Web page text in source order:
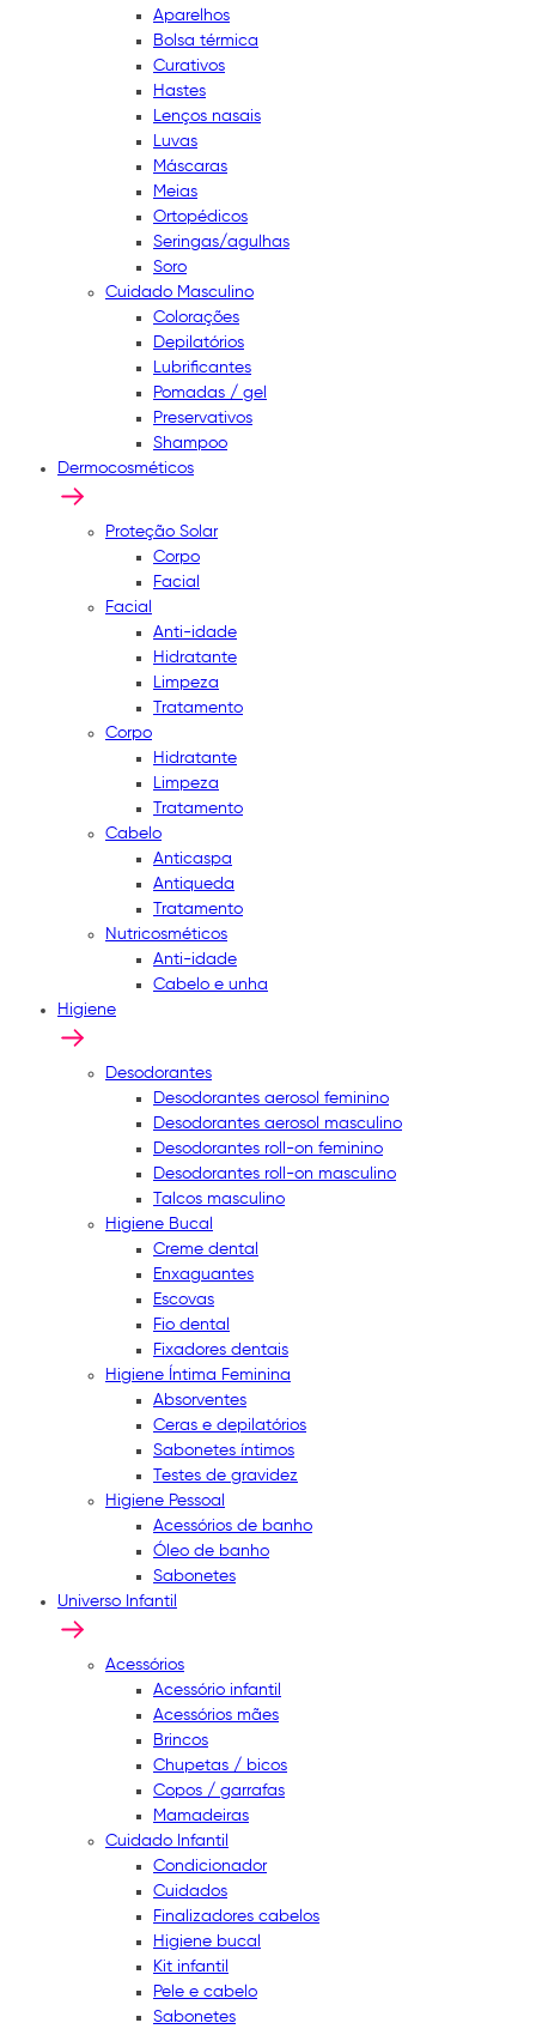
Aparelhos
Bolsa térmica
Curativos
Hastes
Lenços nasais
Luvas
Máscaras
Meias
Ortopédicos
Seringas/agulhas
Soro
Cuidado Masculino
Colorações
Depilatórios
Lubrificantes
Pomadas / gel
Preservativos
Shampoo
Dermocosméticos
Proteção Solar
Corpo
Facial
Facial
Anti-idade
Hidratante
Limpeza
Tratamento
Corpo
Hidratante
Limpeza
Tratamento
Cabelo
Anticaspa
Antiqueda
Tratamento
Nutricosméticos
Anti-idade
Cabelo e unha
Higiene
Desodorantes
Desodorantes aerosol feminino
Desodorantes aerosol masculino
Desodorantes roll-on feminino
Desodorantes roll-on masculino
Talcos masculino
Higiene Bucal
Creme dental
Enxaguantes
Escovas
Fio dental
Fixadores dentais
Higiene Íntima Feminina
Absorventes
Ceras e depilatórios
Sabonetes íntimos
Testes de gravidez
Higiene Pessoal
Acessórios de banho
Óleo de banho
Sabonetes
Universo Infantil
Acessórios
Acessório infantil
Acessórios mães
Brincos
Chupetas / bicos
Copos / garrafas
Mamadeiras
Cuidado Infantil
Condicionador
Cuidados
Finalizadores cabelos
Higiene bucal
Kit infantil
Pele e cabelo
Sabonetes